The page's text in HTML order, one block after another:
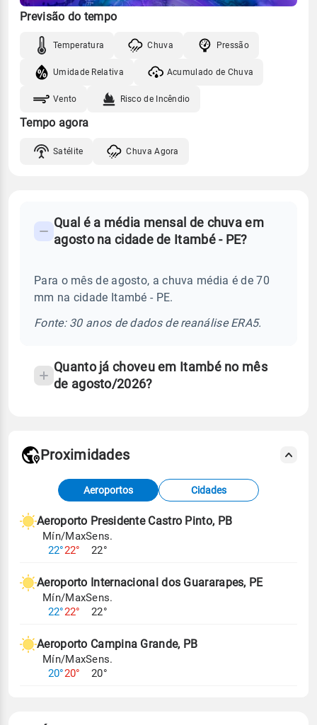
Previsão do tempo
Temperatura Chuva Pressão
Umidade Relativa Acumulado de Chuva
Vento Risco de Incêndio
Tempo agora
Satélite Chuva Agora
Perguntas
sobre
chuva
Qual é a média mensal de chuva em
agosto na cidade de Itambé - PE?
Para o mês de agosto, a chuva média é de 70
mm na cidade Itambé - PE.
Fonte: 30 anos de dados de reanálise ERA5.
Quanto já choveu em Itambé no mês
de agosto/2026?
Fonte: dados combinados de estações
meteorológicas e satélite do Centro de Previsão
de Tempo e Estudos Climáticos (CPTEC).
Para obter mais informações sobre os dados
Proximidades
Aeroportos Cidades
Aeroporto Presidente Castro Pinto, PB
Mín/Max
22°22°
Sens.
22°
Aeroporto Internacional dos Guararapes, PE
Mín/Max
22°22°
Sens.
22°
Aeroporto Campina Grande, PB
Mín/Max
20°20°
Sens.
20°